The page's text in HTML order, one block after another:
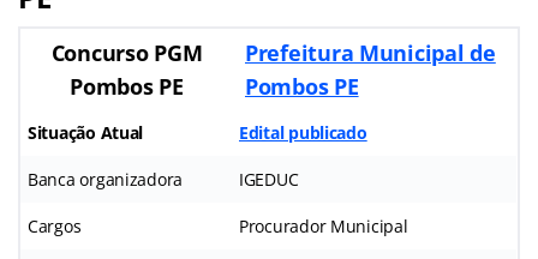
Concurso PGM
Pombos PE
Prefeitura Municipal de
Pombos PE
Situação Atual Edital publicado
Banca organizadora IGEDUC
Cargos Procurador Municipal